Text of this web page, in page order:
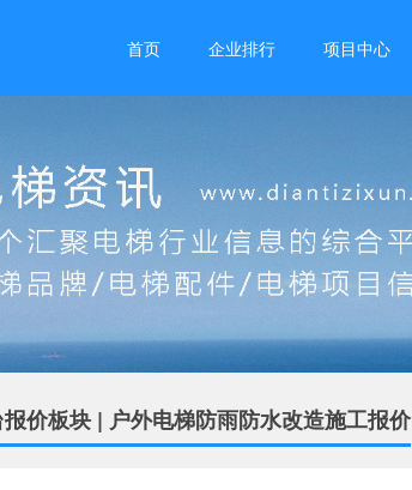
首页 企业排行 项目中心
价板块 | 户外电梯防雨防水改造施工报价